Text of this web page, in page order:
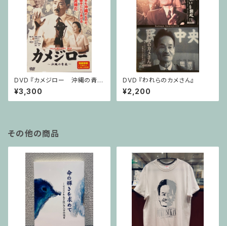
DVD 『カメジロー 沖縄の青
春』
¥3,300
DVD 『われらのカメさん』
¥2,200
その他の商品